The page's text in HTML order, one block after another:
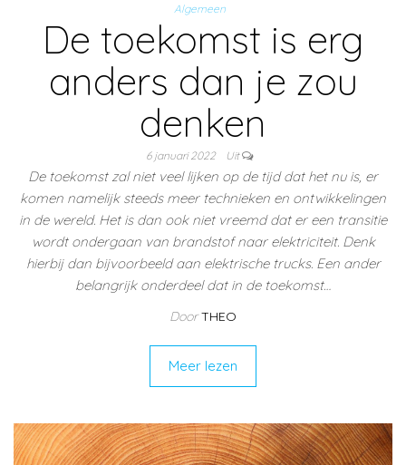
Algemeen
De toekomst is erg
anders dan je zou
denken
6 januari 2022 Uit
De toekomst zal niet veel lijken op de tijd dat het nu is, er
komen namelijk steeds meer technieken en ontwikkelingen
in de wereld. Het is dan ook niet vreemd dat er een transitie
wordt ondergaan van brandstof naar elektriciteit. Denk
hierbij dan bijvoorbeeld aan elektrische trucks. Een ander
belangrijk onderdeel dat in de toekomst…
Door THEO
Meer lezen